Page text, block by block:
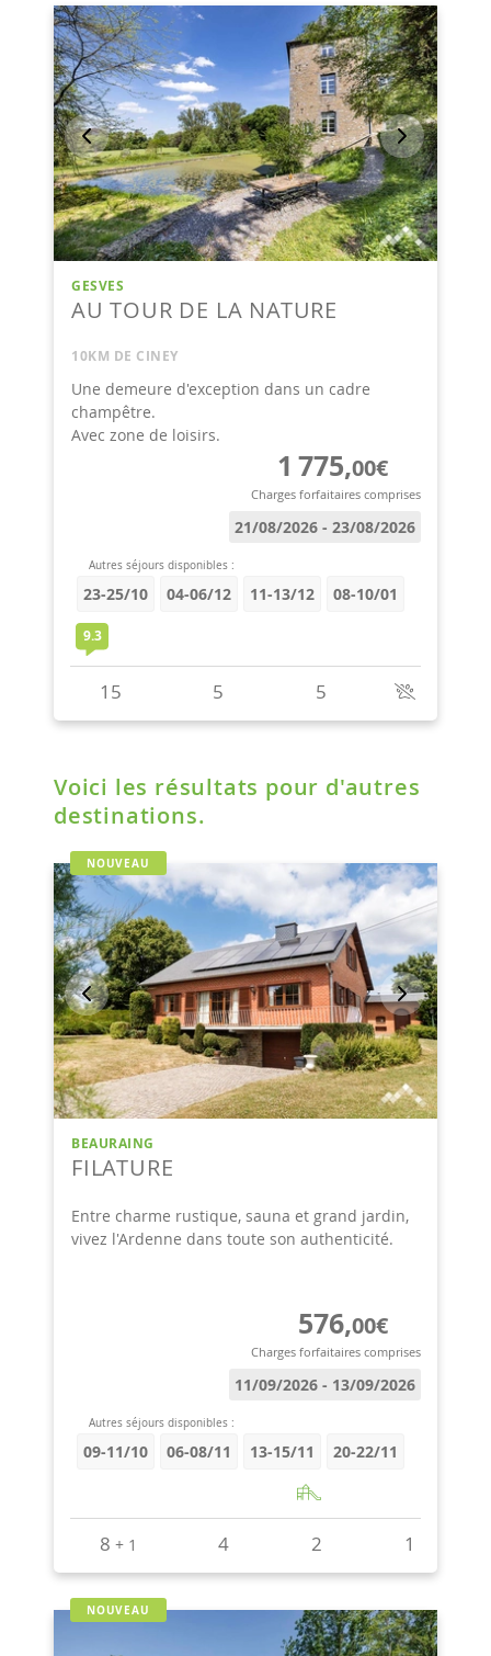
Voici les résultats pour d'autres
destinations.